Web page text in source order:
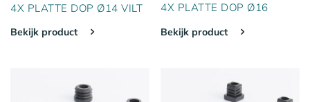
4X PLATTE DOP Ø14 VILT
Bekijk product
4X PLATTE DOP Ø16
Bekijk product